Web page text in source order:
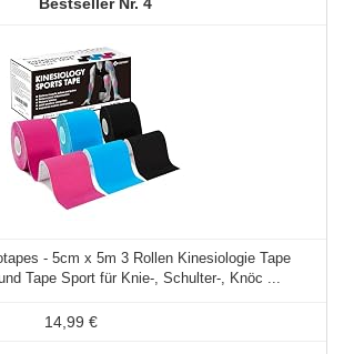
4
- 5cm x 5m 3 Rollen Kinesiologie Tape
Tape Sport für Knie-, Schulter-, Knöc ...
14,99 €